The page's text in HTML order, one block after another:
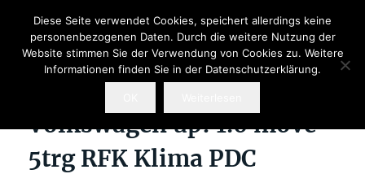
Volkswagen up! 1.0 move
5trg RFK Klima PDC
Diese Seite verwendet Cookies, speichert allerdings keine
personenbezogenen Daten. Durch die weitere Nutzung der
Website stimmen Sie der Verwendung von Cookies zu. Weitere
Informationen finden Sie in der Datenschutzerklärung.